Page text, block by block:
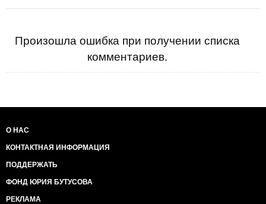
Произошла ошибка при получении списка
комментариев.
О НАС
КОНТАКТНАЯ ИНФОРМАЦИЯ
ПОДДЕРЖАТЬ
ФОНД ЮРИЯ БУТУСОВА
РЕКЛАМА